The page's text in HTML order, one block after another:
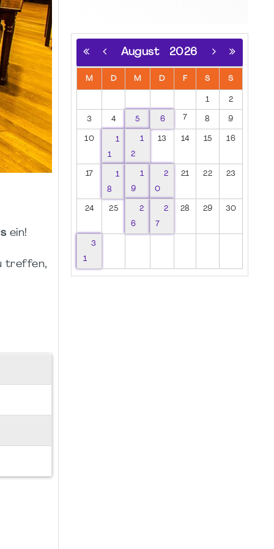
ein!
treffen,
August 2026
M D M D F S S
1 2
3 4 5 6 7 8 9
10
1
1
1
2
13 14 15 16
17
1
8
1
9
2
0
21 22 23
24 25
2
6
2
7
28 29 30
3
1